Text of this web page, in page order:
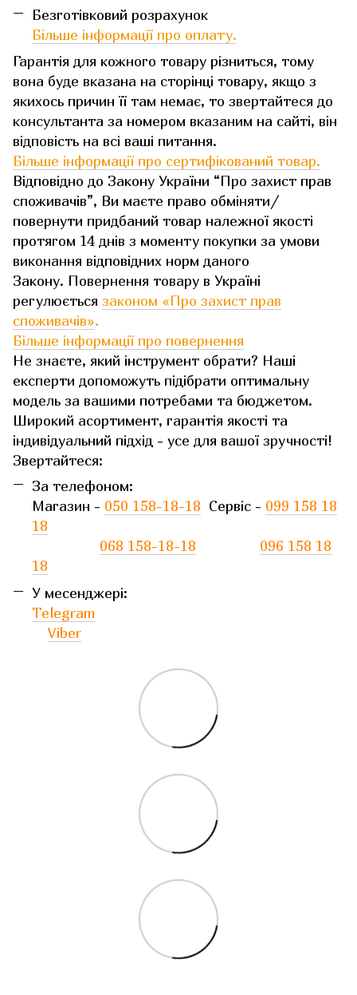
Безготівковий розрахунок
Більше інформації про оплату.
Гарантія для кожного товару різниться, тому
вона буде вказана на сторінці товару, якщо з
якихось причин її там немає, то звертайтеся до
консультанта за номером вказаним на сайті, він
відповість на всі ваші питання.
Більше інформації про сертифікований товар.
Відповідно до Закону України “Про захист прав
споживачів”, Ви маєте право обміняти/
повернути придбаний товар належної якості
протягом 14 днів з моменту покупки за умови
виконання відповідних норм даного
Закону. Повернення товару в Україні
регулюється законом «Про захист прав
споживачів».
Більше інформації про повернення
Не знаєте, який інструмент обрати? Наші
експерти допоможуть підібрати оптимальну
модель за вашими потребами та бюджетом.
Широкий асортимент, гарантія якості та
індивідуальний підхід - усе для вашої зручності!
Звертайтеся:
За телефоном:
Магазин - 050 158-18-18 Сервіс - 099 158 18
18
068 158-18-18
096 158 18
18
У месенджері:
Telegram
Viber